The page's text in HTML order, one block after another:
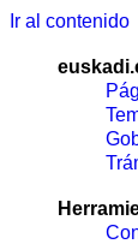
Ir al contenido